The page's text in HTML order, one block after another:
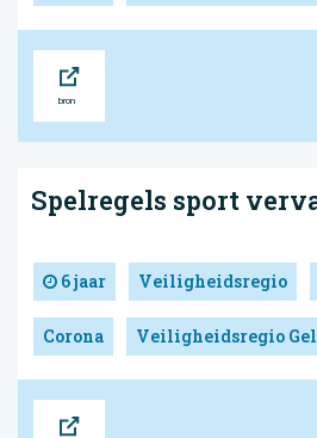
Spelregels sport
6 jaar Veiligheidsregio
Corona Veiligheidsregio